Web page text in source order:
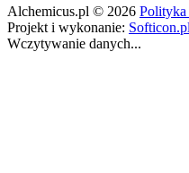
Alchemicus.pl © 2026
Projekt i wykonanie:
Wczytywanie danych...